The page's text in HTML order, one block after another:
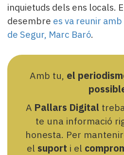
inquietuds dels ens locals.
desembre es va reunir
de Segur, Marc Baró.
Amb tu, el
A Pallars Digital
te una informació
honesta. Per
el suport i el